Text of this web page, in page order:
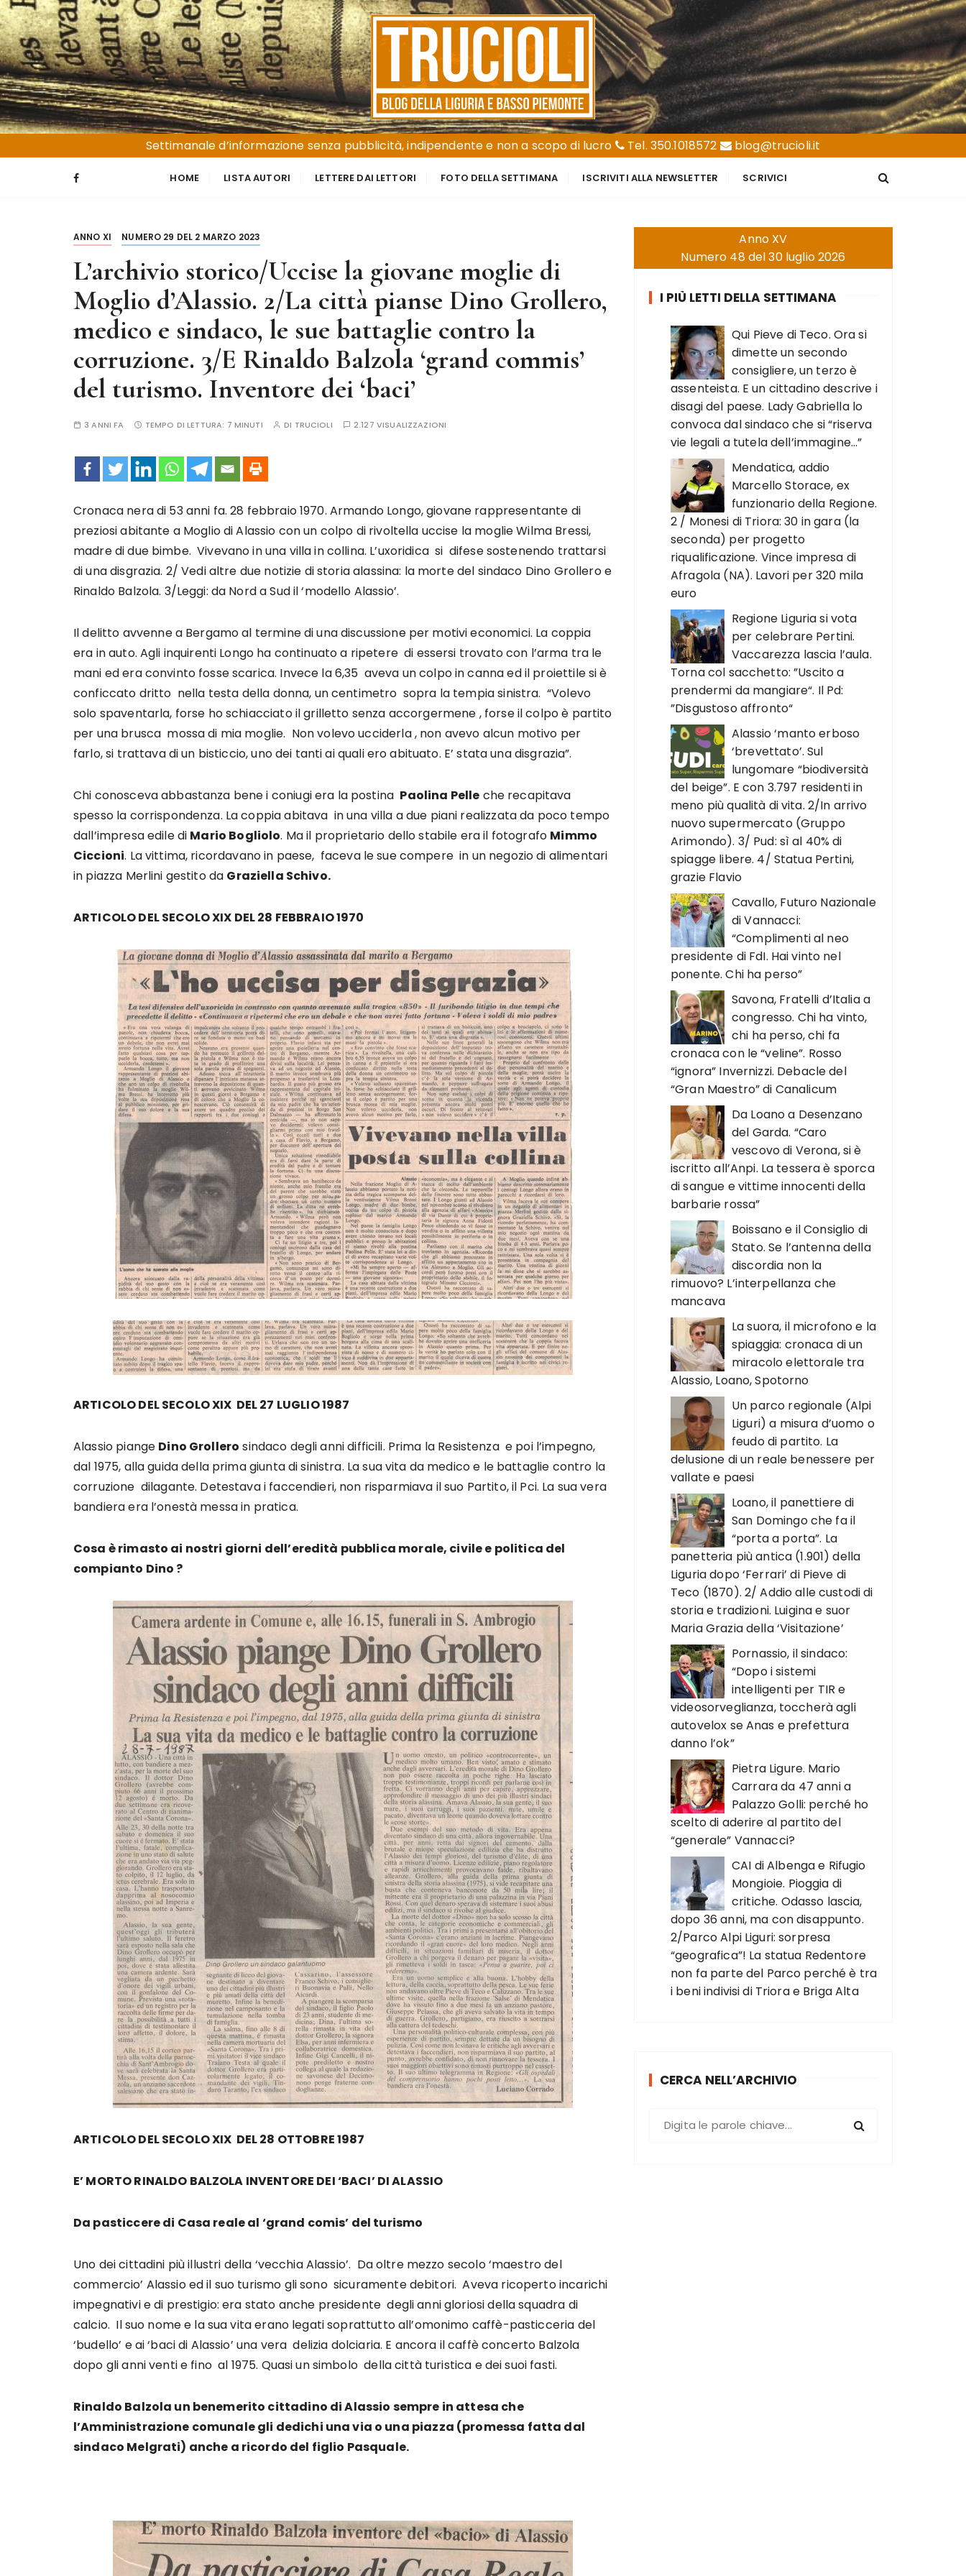
S
a
l
t
a
a
l
c
Trucioli
Liguria e Basso Piemonte
Settimanale d’informazione senza pubblicità, indipendente e non a scopo di lucro
Tel. 350.1018572 blog@trucioli.it
HOME LISTA AUTORI LETTERE DAI LETTORI FOTO DELLA SETTIMANA ISCRIVITI ALLA NEWSLETTER SCRIVICI
ANNO XI NUMERO 29 DEL 2 MARZO 2023
L’archivio storico/Uccise la giovane moglie di
Moglio d’Alassio. 2/La città pianse Dino Grollero,
medico e sindaco, le sue battaglie contro la
corruzione. 3/E Rinaldo Balzola ‘grand commis’
del turismo. Inventore dei ‘baci’
3 ANNI FA TEMPO DI LETTURA: 7 MINUTI DI TRUCIOLI 2.127 VISUALIZZAZIONI
Cronaca nera di 53 anni fa. 28 febbraio 1970. Armando Longo, giovane rappresentante di
preziosi abitante a Moglio di Alassio con un colpo di rivoltella uccise la moglie Wilma Bressi,
madre di due bimbe. Vivevano in una villa in collina. L’uxoridica si difese sostenendo trattarsi
di una disgrazia. 2/ Vedi altre due notizie di storia alassina: la morte del sindaco Dino Grollero e
Rinaldo Balzola. 3/Leggi: da Nord a Sud il ‘modello Alassio’.
Il delitto avvenne a Bergamo al termine di una discussione per motivi economici. La coppia
era in auto. Agli inquirenti Longo ha continuato a ripetere di essersi trovato con l’arma tra le
mani ed era convinto fosse scarica. Invece la 6,35 aveva un colpo in canna ed il proiettile si è
conficcato dritto nella testa della donna, un centimetro sopra la tempia sinistra. “Volevo
solo spaventarla, forse ho schiacciato il grilletto senza accorgermene , forse il colpo è partito
per una brusca mossa di mia moglie. Non volevo ucciderla , non avevo alcun motivo per
farlo, si trattava di un bisticcio, uno dei tanti ai quali ero abituato. E’ stata una disgrazia”.
Chi conosceva abbastanza bene i coniugi era la postina Paolina Pelle che recapitava
spesso la corrispondenza. La coppia abitava in una villa a due piani realizzata da poco tempo
dall’impresa edile di Mario Bogliolo. Ma il proprietario dello stabile era il fotografo Mimmo
Ciccioni. La vittima, ricordavano in paese, faceva le sue compere in un negozio di alimentari
in piazza Merlini gestito da Graziella Schivo.
ARTICOLO DEL SECOLO XIX DEL 28 FEBBRAIO 1970
ARTICOLO DEL SECOLO XIX DEL 27 LUGLIO 1987
Alassio piange Dino Grollero sindaco degli anni difficili. Prima la Resistenza e poi l’impegno,
dal 1975, alla guida della prima giunta di sinistra. La sua vita da medico e le battaglie contro la
corruzione dilagante. Detestava i faccendieri, non risparmiava il suo Partito, il Pci. La sua vera
bandiera era l’onestà messa in pratica.
Cosa è rimasto ai nostri giorni dell’eredità pubblica morale, civile e politica del
compianto Dino ?
ARTICOLO DEL SECOLO XIX DEL 28 OTTOBRE 1987
E’ MORTO RINALDO BALZOLA INVENTORE DEI ‘BACI’ DI ALASSIO
Da pasticcere di Casa reale al ‘grand comis’ del turismo
Uno dei cittadini più illustri della ‘vecchia Alassio’. Da oltre mezzo secolo ‘maestro del
commercio’ Alassio ed il suo turismo gli sono sicuramente debitori. Aveva ricoperto incarichi
impegnativi e di prestigio: era stato anche presidente degli anni gloriosi della squadra di
calcio. Il suo nome e la sua vita erano legati soprattutto all’omonimo caffè-pasticceria del
‘budello’ e ai ‘baci di Alassio’ una vera delizia dolciaria. E ancora il caffè concerto Balzola
dopo gli anni venti e fino al 1975. Quasi un simbolo della città turistica e dei suoi fasti.
Rinaldo Balzola un benemerito cittadino di Alassio sempre in attesa che
l’Amministrazione comunale gli dedichi una via o una piazza (promessa fatta dal
sindaco Melgrati) anche a ricordo del figlio Pasquale.
Anno XV
Numero 48 del 30 luglio 2026
I PIÙ LETTI DELLA SETTIMANA
Qui Pieve di Teco. Ora si
dimette un secondo
consigliere, un terzo è
assenteista. E un cittadino descrive i
disagi del paese. Lady Gabriella lo
convoca dal sindaco che si “riserva
vie legali a tutela dell’immagine…”
Mendatica, addio
Marcello Storace, ex
funzionario della Regione.
2 / Monesi di Triora: 30 in gara (la
seconda) per progetto
riqualificazione. Vince impresa di
Afragola (NA). Lavori per 320 mila
euro
Regione Liguria si vota
per celebrare Pertini.
Vaccarezza lascia l’aula.
Torna col sacchetto: ”Uscito a
prendermi da mangiare“. Il Pd:
”Disgustoso affronto“
Alassio ‘manto erboso
‘brevettato’. Sul
lungomare “biodiversità
del beige”. E con 3.797 residenti in
meno più qualità di vita. 2/In arrivo
nuovo supermercato (Gruppo
Arimondo). 3/ Pud: sì al 40% di
spiagge libere. 4/ Statua Pertini,
grazie Flavio
Cavallo, Futuro Nazionale
di Vannacci:
“Complimenti al neo
presidente di FdI. Hai vinto nel
ponente. Chi ha perso”
Savona, Fratelli d’Italia a
congresso. Chi ha vinto,
chi ha perso, chi fa
cronaca con le “veline”. Rosso
“ignora” Invernizzi. Debacle del
“Gran Maestro” di Canalicum
Da Loano a Desenzano
del Garda. “Caro
vescovo di Verona, si è
iscritto all’Anpi. La tessera è sporca
di sangue e vittime innocenti della
barbarie rossa”
Boissano e il Consiglio di
Stato. Se l’antenna della
discordia non la
rimuovo? L’interpellanza che
mancava
La suora, il microfono e la
spiaggia: cronaca di un
miracolo elettorale tra
Alassio, Loano, Spotorno
Un parco regionale (Alpi
Liguri) a misura d’uomo o
feudo di partito. La
delusione di un reale benessere per
vallate e paesi
Loano, il panettiere di
San Domingo che fa il
“porta a porta”. La
panetteria più antica (1.901) della
Liguria dopo ‘Ferrari’ di Pieve di
Teco (1870). 2/ Addio alle custodi di
storia e tradizioni. Luigina e suor
Maria Grazia della ‘Visitazione’
Pornassio, il sindaco:
“Dopo i sistemi
intelligenti per TIR e
videosorveglianza, toccherà agli
autovelox se Anas e prefettura
danno l’ok”
Pietra Ligure. Mario
Carrara da 47 anni a
Palazzo Golli: perché ho
scelto di aderire al partito del
“generale” Vannacci?
CAI di Albenga e Rifugio
Mongioie. Pioggia di
critiche. Odasso lascia,
dopo 36 anni, ma con disappunto.
2/Parco Alpi Liguri: sorpresa
“geografica”! La statua Redentore
non fa parte del Parco perché è tra
i beni indivisi di Triora e Briga Alta
CERCA NELL’ARCHIVIO